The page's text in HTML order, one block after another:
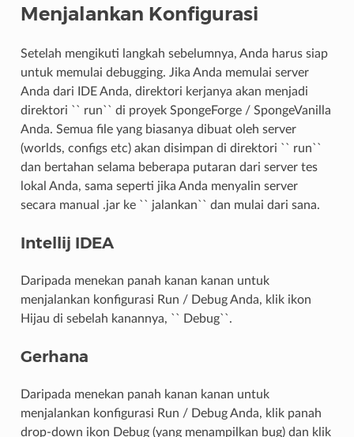
Menjalankan Konfigurasi
Setelah mengikuti langkah sebelumnya, Anda harus siap
untuk memulai debugging. Jika Anda memulai server
Anda dari IDE Anda, direktori kerjanya akan menjadi
direktori `` run`` di proyek SpongeForge / SpongeVanilla
Anda. Semua file yang biasanya dibuat oleh server
(worlds, configs etc) akan disimpan di direktori `` run``
dan bertahan selama beberapa putaran dari server tes
lokal Anda, sama seperti jika Anda menyalin server
secara manual .jar ke `` jalankan`` dan mulai dari sana.
Intellij IDEA
Daripada menekan panah kanan kanan untuk
menjalankan konfigurasi Run / Debug Anda, klik ikon
Hijau di sebelah kanannya, `` Debug``.
Gerhana
Daripada menekan panah kanan kanan untuk
menjalankan konfigurasi Run / Debug Anda, klik panah
drop-down ikon Debug (yang menampilkan bug) dan klik